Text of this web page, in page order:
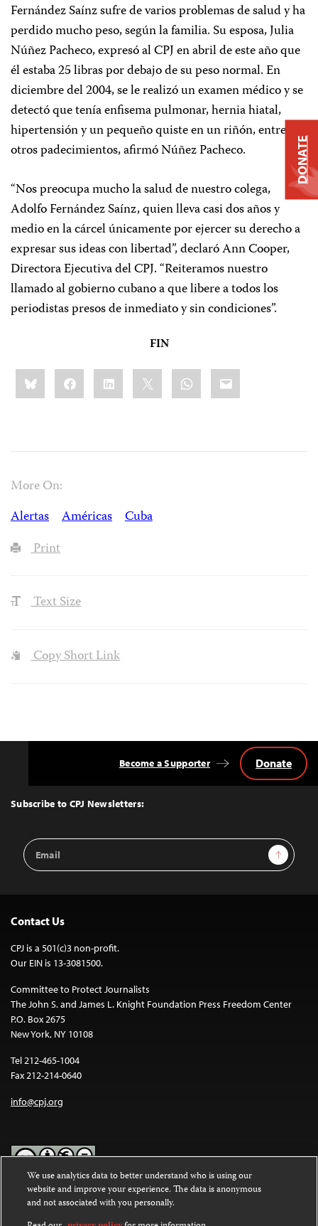
Fernández Saínz sufre de varios problemas de salud y ha
perdido mucho peso, según la familia. Su esposa, Julia
Núñez Pacheco, expresó al CPJ en abril de este año que
él estaba 25 libras por debajo de su peso normal. En
diciembre del 2004, se le realizó un examen médico y se
detectó que tenía enfisema pulmonar, hernia hiatal,
hipertensión y un pequeño quiste en un riñón, entre
otros padecimientos, afirmó Núñez Pacheco.
“Nos preocupa mucho la salud de nuestro colega,
Adolfo Fernández Saínz, quien lleva casi dos años y
medio en la cárcel únicamente por ejercer su derecho a
expresar sus ideas con libertad”, declaró Ann Cooper,
Directora Ejecutiva del CPJ. “Reiteramos nuestro
llamado al gobierno cubano a que libere a todos los
periodistas presos de inmediato y sin condiciones”.
FIN
Share
this:BlueskyFacebookLinkedIn WhatsApp
Email
More On:
Alertas
Américas
Cuba
Print
Text Size
Copy Short Link
Top
Subscribe to CPJ Newsletters:
Email
Address
Sign Up
Become a Supporter Donate
Contact Us
CPJ is a 501(c)3 non-profit.
Our EIN is 13-3081500.
Committee to Protect Journalists
The John S. and James L. Knight Foundation Press Freedom Center
P.O. Box 2675
New York, NY 10108
Tel 212-465-1004
Fax 212-214-0640
info@cpj.org
Except where noted, text on this website is licensed under a
Commons Attribution-NonCommercial-NoDerivatives 4.0
International License.
DONATE
We use analytics data to better understand who is using our
website and improve your experience. The data is anonymous
and not associated with you personally.